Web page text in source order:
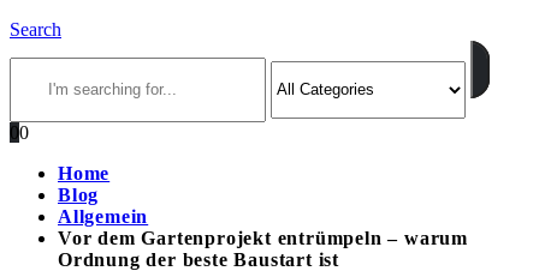
Search
00
Home
Blog
Allgemein
Vor dem Gartenprojekt entrümpeln – warum
Ordnung der beste Baustart ist